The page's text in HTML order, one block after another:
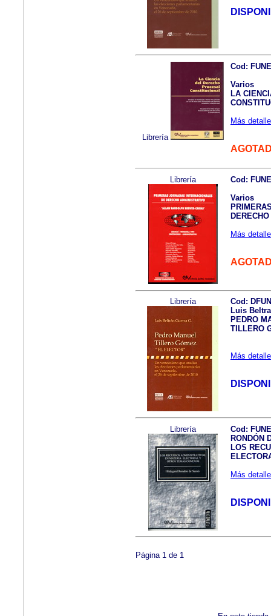
Librería
Cod:
Varios
LA
Más
Librería
Cod:
Varios
Más
Librería
Cod:
Luis
PEDRO
TILLERO
Más
Librería
Cod:
RONDÓN
LOS
Más
Página 1 de 1